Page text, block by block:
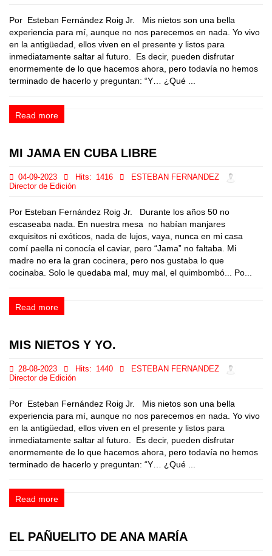
Por Esteban Fernández Roig Jr. Mis nietos son una bella
experiencia para mí, aunque no nos parecemos en nada. Yo vivo
en la antigüedad, ellos viven en el presente y listos para
inmediatamente saltar al futuro. Es decir, pueden disfrutar
enormemente de lo que hacemos ahora, pero todavía no hemos
terminado de hacerlo y preguntan: “Y… ¿Qué ...
Read more
MI JAMA EN CUBA LIBRE
04-09-2023 Hits: 1416
ESTEBAN FERNANDEZ
Director de Edición
Por Esteban Fernández Roig Jr. Durante los años 50 no
escaseaba nada. En nuestra mesa no habían manjares
exquisitos ni exóticos, nada de lujos, vaya, nunca en mi casa
comí paella ni conocía el caviar, pero “Jama” no faltaba. Mi
madre no era la gran cocinera, pero nos gustaba lo que
cocinaba. Solo le quedaba mal, muy mal, el quimbombó... Po...
Read more
MIS NIETOS Y YO.
28-08-2023 Hits: 1440
ESTEBAN FERNANDEZ
Director de Edición
Por Esteban Fernández Roig Jr. Mis nietos son una bella
experiencia para mí, aunque no nos parecemos en nada. Yo vivo
en la antigüedad, ellos viven en el presente y listos para
inmediatamente saltar al futuro. Es decir, pueden disfrutar
enormemente de lo que hacemos ahora, pero todavía no hemos
terminado de hacerlo y preguntan: “Y… ¿Qué ...
Read more
EL PAÑUELITO DE ANA MARÍA